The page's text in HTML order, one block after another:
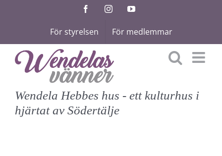
FacebookInstagramYouTube
För styrelsen För medlemmar
Wendela Hebbes hus - ett kulturhus i
hjärtat av Södertälje